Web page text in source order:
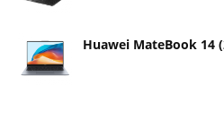
Huawei MateBook 14